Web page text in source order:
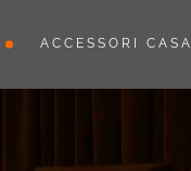
ACCESSORI CASA